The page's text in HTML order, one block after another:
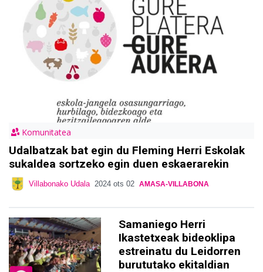
Komunitatea
Udalbatzak bat egin du Fleming Herri Eskolak
sukaldea sortzeko egin duen eskaerarekin
Villabonako Udala 2024 ots 02 AMASA-VILLABONA
Samaniego Herri
Ikastetxeak bideoklipa
estreinatu du Leidorren
burututako ekitaldian